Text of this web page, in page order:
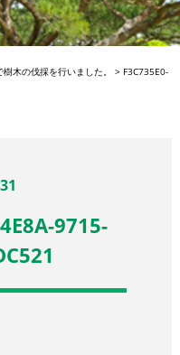
木の伐採を行いました。 > F3C735E0-
9715-